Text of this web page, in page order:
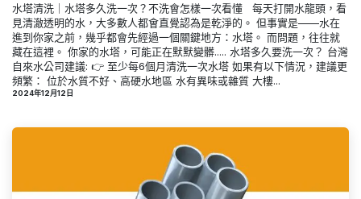
水塔清洗｜水塔多久洗一次？不洗會怎樣一次看懂 ​ ​ 每天打開水龍頭，看
見清澈透明的水，大多數人都會直覺認為是乾淨的。 但事實是——水在
進到你家之前，幾乎都會先經過一個關鍵地方：水塔。 而問題，往往就
藏在這裡。 你家的水塔，可能正在默默變髒..... 水塔多久要洗一次？ 台灣
自來水公司建議: 👉 至少每6個月清洗一次水塔 如果有以下情況，建議更
頻繁： 位於水質不好、高硬水地區 水有異味或雜質 大樓...
2024年12月12日